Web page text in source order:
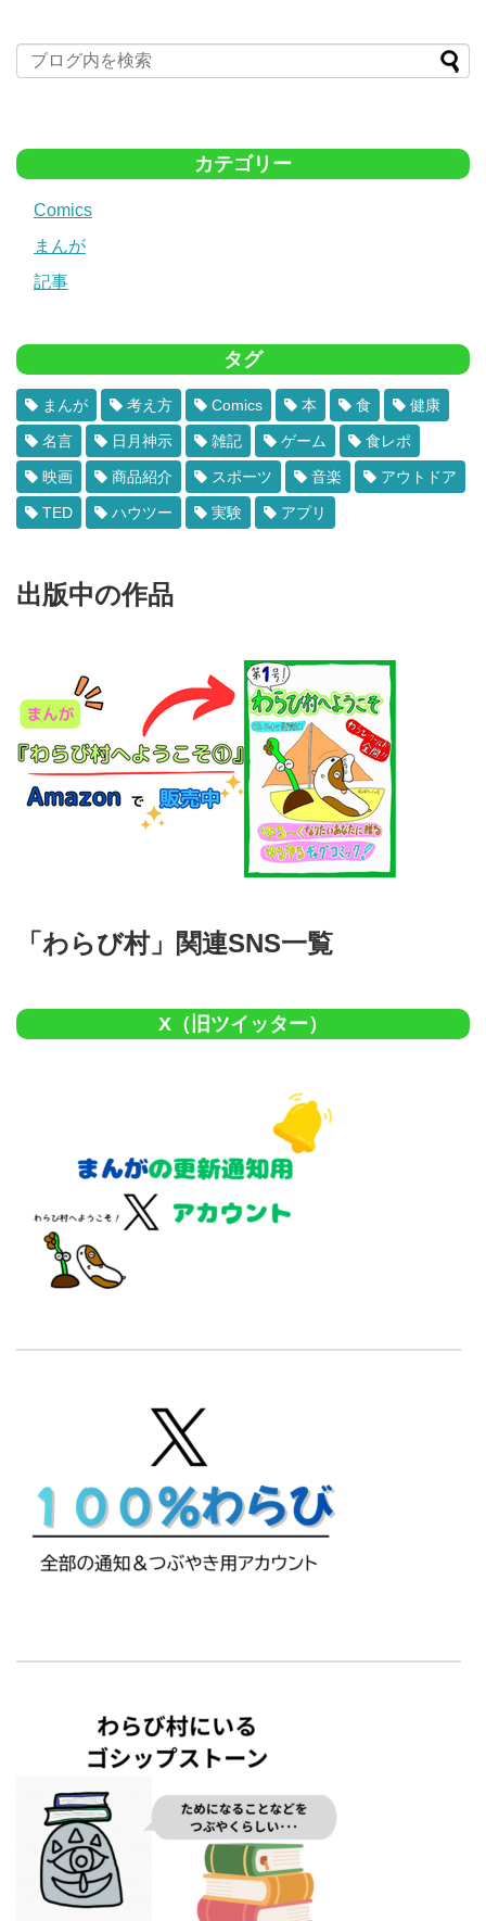
カテゴリー
Comics
まんが
記事
タグ
まんが 考え方 Comics 本 食 健康
名言 日月神示 雑記 ゲーム 食レポ
映画 商品紹介 スポーツ 音楽 アウトドア
TED ハウツー 実験 アプリ
出版中の作品
「わらび村」関連SNS一覧
X（旧ツイッター）